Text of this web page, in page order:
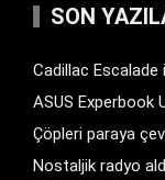
SON
Cadillac
ASUS Experbook
Çöpleri paraya
Nostaljik radyo